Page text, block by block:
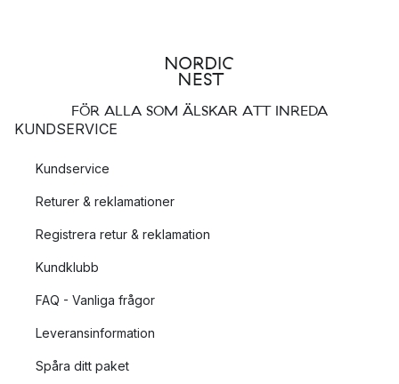
FÖR ALLA SOM ÄLSKAR ATT INREDA
KUNDSERVICE
Kundservice
Returer & reklamationer
Registrera retur & reklamation
Kundklubb
FAQ - Vanliga frågor
Leveransinformation
Spåra ditt paket